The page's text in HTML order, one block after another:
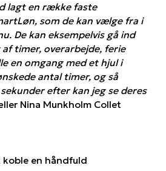
lagt en række faste
som de kan vælge fra i
De kan eksempelvis gå ind
timer, overarbejde, ferie
en omgang med et hjul i
antal timer, og så
efter kan jeg se deres
Nina Munkholm Collet
en håndfuld